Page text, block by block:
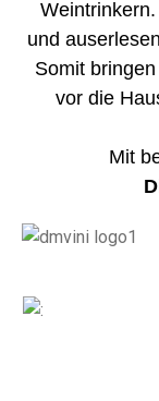
und
Somit
vor die
Mit